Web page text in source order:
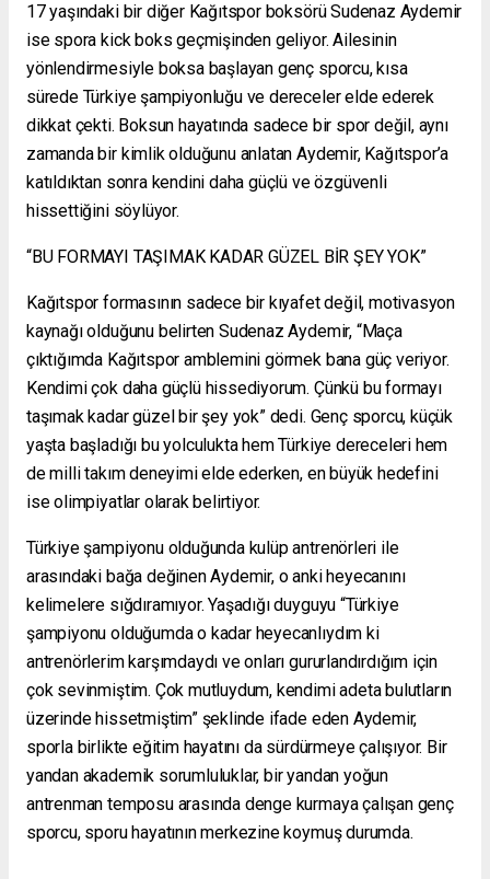
17 yaşındaki bir diğer Kağıtspor boksörü Sudenaz Aydemir
ise spora kick boks geçmişinden geliyor. Ailesinin
yönlendirmesiyle boksa başlayan genç sporcu, kısa
sürede Türkiye şampiyonluğu ve dereceler elde ederek
dikkat çekti. Boksun hayatında sadece bir spor değil, aynı
zamanda bir kimlik olduğunu anlatan Aydemir, Kağıtspor’a
katıldıktan sonra kendini daha güçlü ve özgüvenli
hissettiğini söylüyor.
“BU FORMAYI TAŞIMAK KADAR GÜZEL BİR ŞEY YOK”
Kağıtspor formasının sadece bir kıyafet değil, motivasyon
kaynağı olduğunu belirten Sudenaz Aydemir, “Maça
çıktığımda Kağıtspor amblemini görmek bana güç veriyor.
Kendimi çok daha güçlü hissediyorum. Çünkü bu formayı
taşımak kadar güzel bir şey yok” dedi. Genç sporcu, küçük
yaşta başladığı bu yolculukta hem Türkiye dereceleri hem
de milli takım deneyimi elde ederken, en büyük hedefini
ise olimpiyatlar olarak belirtiyor.
Türkiye şampiyonu olduğunda kulüp antrenörleri ile
arasındaki bağa değinen Aydemir, o anki heyecanını
kelimelere sığdıramıyor. Yaşadığı duyguyu “Türkiye
şampiyonu olduğumda o kadar heyecanlıydım ki
antrenörlerim karşımdaydı ve onları gururlandırdığım için
çok sevinmiştim. Çok mutluydum, kendimi adeta bulutların
üzerinde hissetmiştim” şeklinde ifade eden Aydemir,
sporla birlikte eğitim hayatını da sürdürmeye çalışıyor. Bir
yandan akademik sorumluluklar, bir yandan yoğun
antrenman temposu arasında denge kurmaya çalışan genç
sporcu, sporu hayatının merkezine koymuş durumda.